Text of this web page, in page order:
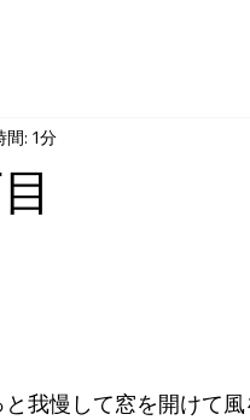
間: 1分
我慢して窓を開けて